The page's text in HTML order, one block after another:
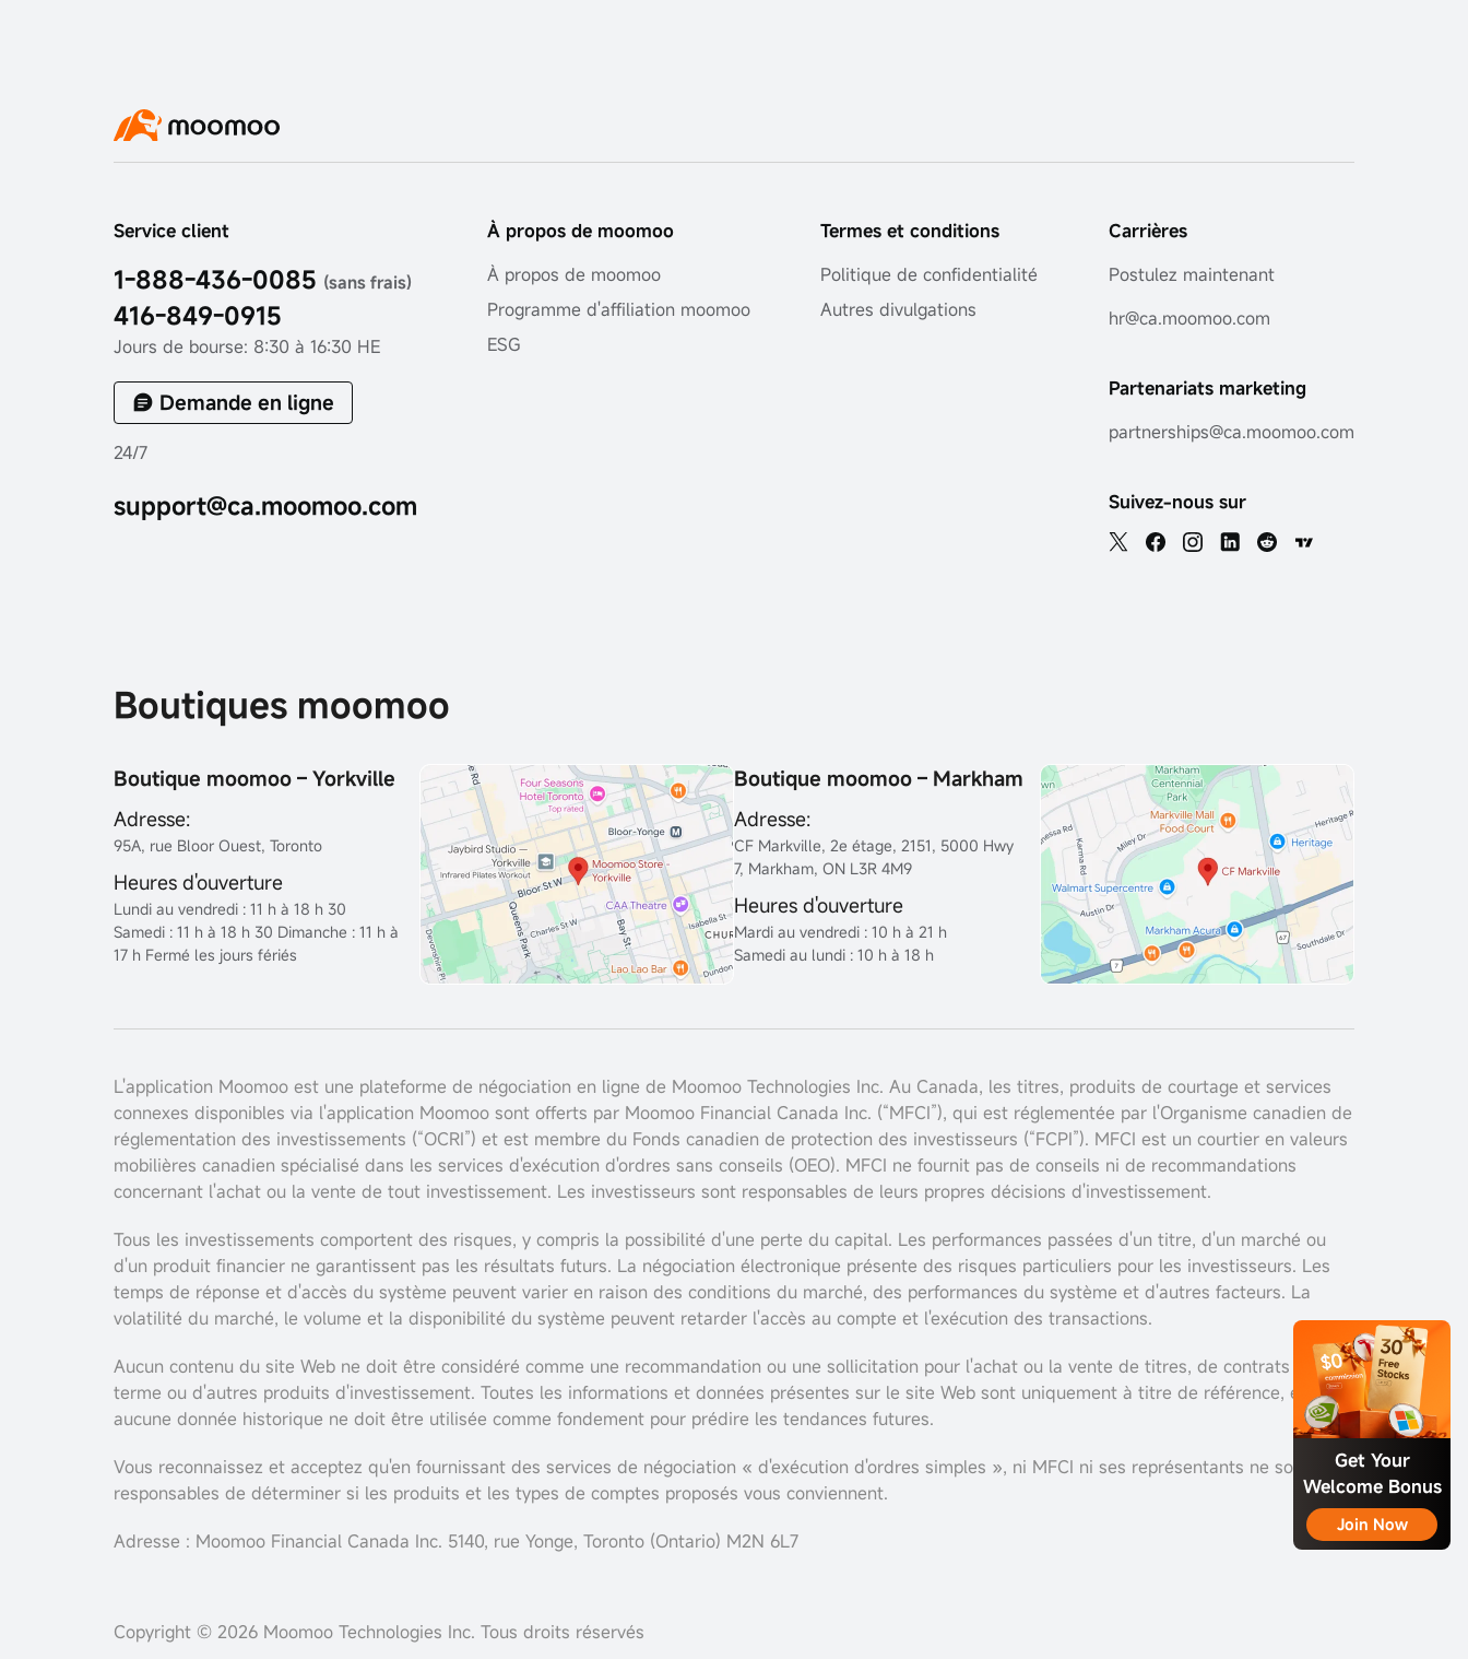
Get Your
Welcome Bonus
Join Now
Service client
1-888-436-0085 (sans frais)
416-849-0915
Jours de bourse: 8:30 à 16:30 HE
Demande en ligne
24/7
support@ca.moomoo.com
À propos de moomoo
À propos de moomoo
Programme d'affiliation moomoo
ESG
Termes et conditions
Politique de confidentialité
Autres divulgations
Carrières
Postulez maintenant
hr@ca.moomoo.com
Partenariats marketing
partnerships@ca.moomoo.com
Suivez-nous sur
Boutiques moomoo
Boutique moomoo – Yorkville
Adresse:
95A, rue Bloor Ouest, Toronto
Heures d'ouverture
Lundi au vendredi : 11 h à 18 h 30
Samedi : 11 h à 18 h 30 Dimanche : 11 h à
17 h Fermé les jours fériés
Boutique moomoo – Markham
Adresse:
CF Markville, 2e étage, 2151, 5000 Hwy
7, Markham, ON L3R 4M9
Heures d'ouverture
Mardi au vendredi : 10 h à 21 h
Samedi au lundi : 10 h à 18 h
L'application Moomoo est une plateforme de négociation en ligne de Moomoo Technologies Inc. Au Canada, les titres, produits de courtage et services
connexes disponibles via l'application Moomoo sont offerts par Moomoo Financial Canada Inc. (“MFCI”), qui est réglementée par l'Organisme canadien de
réglementation des investissements (“OCRI”) et est membre du Fonds canadien de protection des investisseurs (“FCPI”). MFCI est un courtier en valeurs
mobilières canadien spécialisé dans les services d'exécution d'ordres sans conseils (OEO). MFCI ne fournit pas de conseils ni de recommandations
concernant l'achat ou la vente de tout investissement. Les investisseurs sont responsables de leurs propres décisions d'investissement.
Tous les investissements comportent des risques, y compris la possibilité d'une perte du capital. Les performances passées d'un titre, d'un marché ou
d'un produit financier ne garantissent pas les résultats futurs. La négociation électronique présente des risques particuliers pour les investisseurs. Les
temps de réponse et d'accès du système peuvent varier en raison des conditions du marché, des performances du système et d'autres facteurs. La
volatilité du marché, le volume et la disponibilité du système peuvent retarder l'accès au compte et l'exécution des transactions.
Aucun contenu du site Web ne doit être considéré comme une recommandation ou une sollicitation pour l'achat ou la vente de titres, de contrats à
terme ou d'autres produits d'investissement. Toutes les informations et données présentes sur le site Web sont uniquement à titre de référence, et
aucune donnée historique ne doit être utilisée comme fondement pour prédire les tendances futures.
Vous reconnaissez et acceptez qu'en fournissant des services de négociation « d'exécution d'ordres simples », ni MFCI ni ses représentants ne sont
responsables de déterminer si les produits et les types de comptes proposés vous conviennent.
Adresse : Moomoo Financial Canada Inc. 5140, rue Yonge, Toronto (Ontario) M2N 6L7
Copyright © 2026 Moomoo Technologies Inc. Tous droits réservés